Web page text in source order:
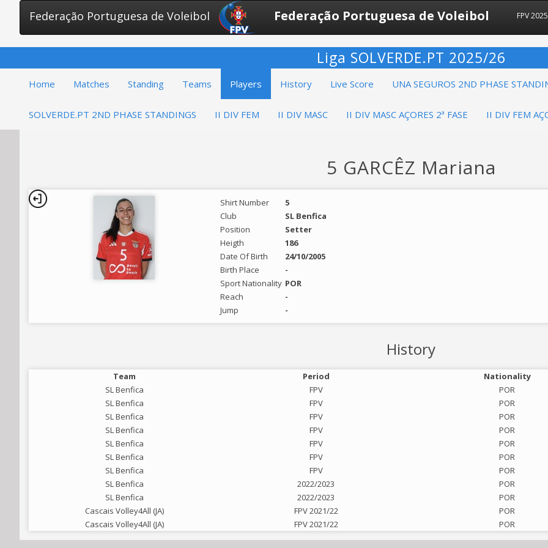
Federação Portuguesa de Voleibol Federação Portuguesa de Voleibol FPV
Liga SOLVERDE.PT 2025/26
Home Matches Standing Teams Players History Live Score UNA SEGUROS 2ND PHASE
SOLVERDE.PT 2ND PHASE STANDINGS II DIV FEM II DIV MASC II DIV MASC AÇORES 2ª FASE II DIV FEM
5 GARCÊZ Mariana
Shirt Number
5
Club
SL Benfica
Position
Setter
Heigth
186
Date Of Birth
24/10/2005
Birth Place
-
Sport Nationality POR
Reach
-
Jump
-
History
Team Period Nationality
SL Benfica
FPV
POR
SL Benfica
FPV
POR
SL Benfica
FPV
POR
SL Benfica
FPV
POR
SL Benfica
FPV
POR
SL Benfica
FPV
POR
SL Benfica
FPV
POR
SL Benfica
2022/2023
POR
SL Benfica
2022/2023
POR
Cascais Volley4All (JA)
FPV 2021/22
POR
Cascais Volley4All (JA)
FPV 2021/22 POR